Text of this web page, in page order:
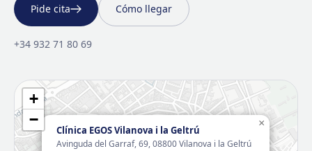
Pide cita Cómo llegar
+34 932 71 80 69
Clínica EGOS Vilanova i la Geltrú
Avinguda del Garraf, 69, 08800 Vilanova i la Geltrú
×
+
−